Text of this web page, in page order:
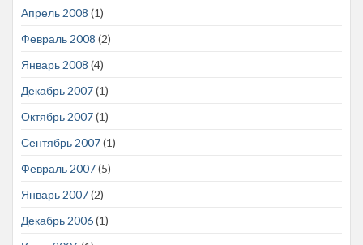
Апрель 2008 (1)
Февраль 2008 (2)
Январь 2008 (4)
Декабрь 2007(1)
Октябрь 2007(1)
Сентябрь 2007(1)
Февраль 2007(5)
Январь 2007(2)
Декабрь 2006(1)